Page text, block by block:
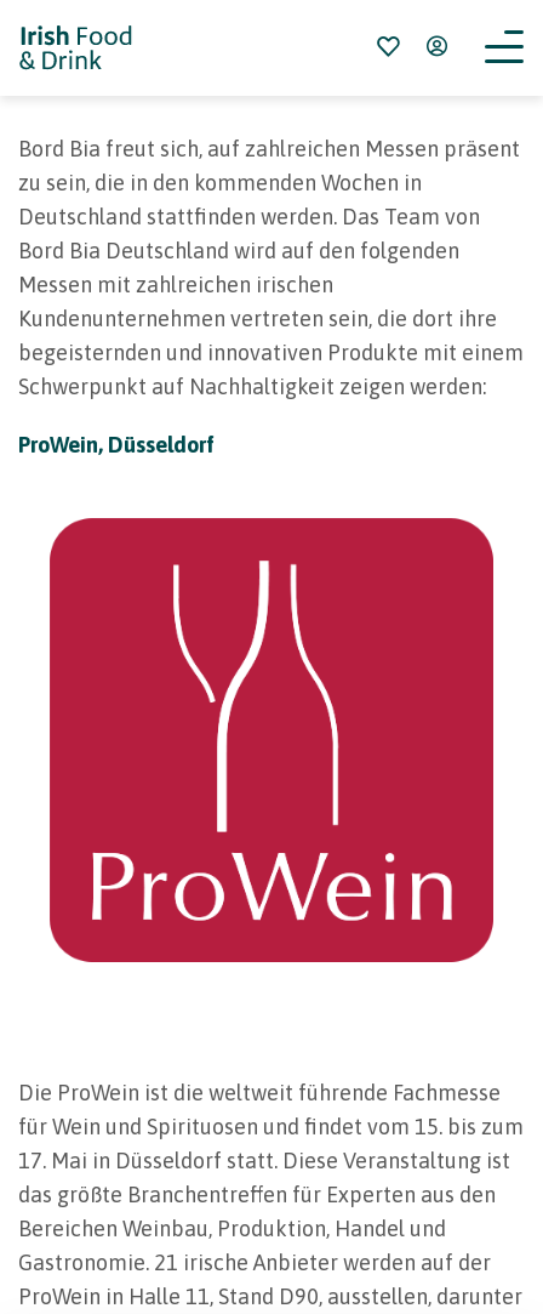
Bord Bia freut sich, auf zahlreichen Messen präsent
zu sein, die in den kommenden Wochen in
Deutschland stattfinden werden. Das Team von
Bord Bia Deutschland wird auf den folgenden
Messen mit zahlreichen irischen
Kundenunternehmen vertreten sein, die dort ihre
begeisternden und innovativen Produkte mit einem
Schwerpunkt auf Nachhaltigkeit zeigen werden:
ProWein, Düsseldorf
Die ProWein ist die weltweit führende Fachmesse
für Wein und Spirituosen und findet vom 15. bis zum
17. Mai in Düsseldorf statt. Diese Veranstaltung ist
das größte Branchentreffen für Experten aus den
Bereichen Weinbau, Produktion, Handel und
Gastronomie. 21 irische Anbieter werden auf der
ProWein in Halle 11, Stand D90, ausstellen, darunter